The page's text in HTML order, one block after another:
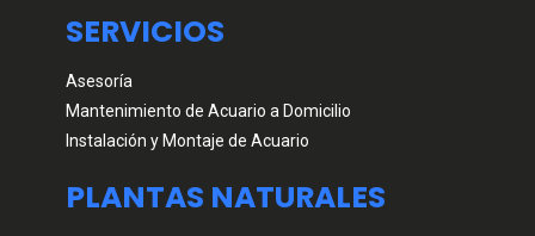
SERVICIOS
Asesoría
Mantenimiento de Acuario a Domicilio
Instalación y Montaje de Acuario
PLANTAS NATURALES